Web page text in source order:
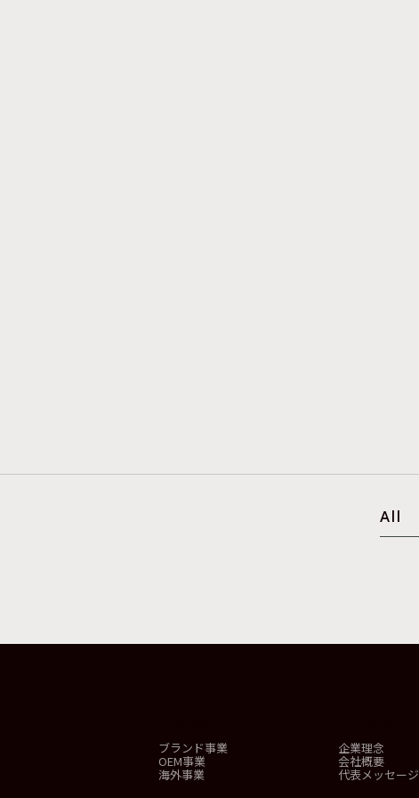
All
ブランド事業
OEM事業
海外事業
企業理念
会社概要
代表メッセージ